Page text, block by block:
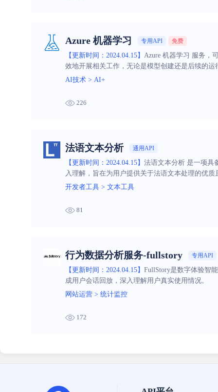
Azure 机器学习 专用API 免费
【更新时间：2024.04.15】 Azure 机器学习 服务，
效地开展相关工作，无论是模型创建还是后续的运
AI技术 > AI+
226
法语文本分析 通用API
【更新时间：2024.04.15】 法语文本分析 是一项具
入理解，旨在为用户提供关于法语文本处理的优
开发者工具 > 文本工具
81
行为数据分析服务-fullstory 专用API
【更新时间：2024.04.15】 FullStory是数字体验智
成用户会话回放，深入理解用户真实使用情况。
网站运营 > 统计监控
172